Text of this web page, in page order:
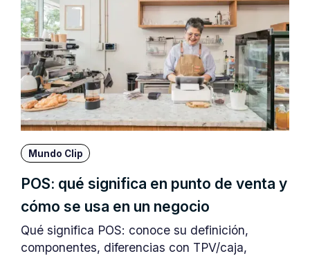
Mundo Clip
POS: qué significa en punto de venta y
cómo se usa en un negocio
Qué significa POS: conoce su definición,
componentes, diferencias con TPV/caja,